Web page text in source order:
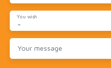
-
You wish
Your message